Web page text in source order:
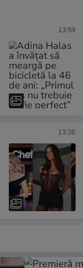
13:59
13:36